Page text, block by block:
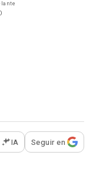
opciones para
IA Seguir en